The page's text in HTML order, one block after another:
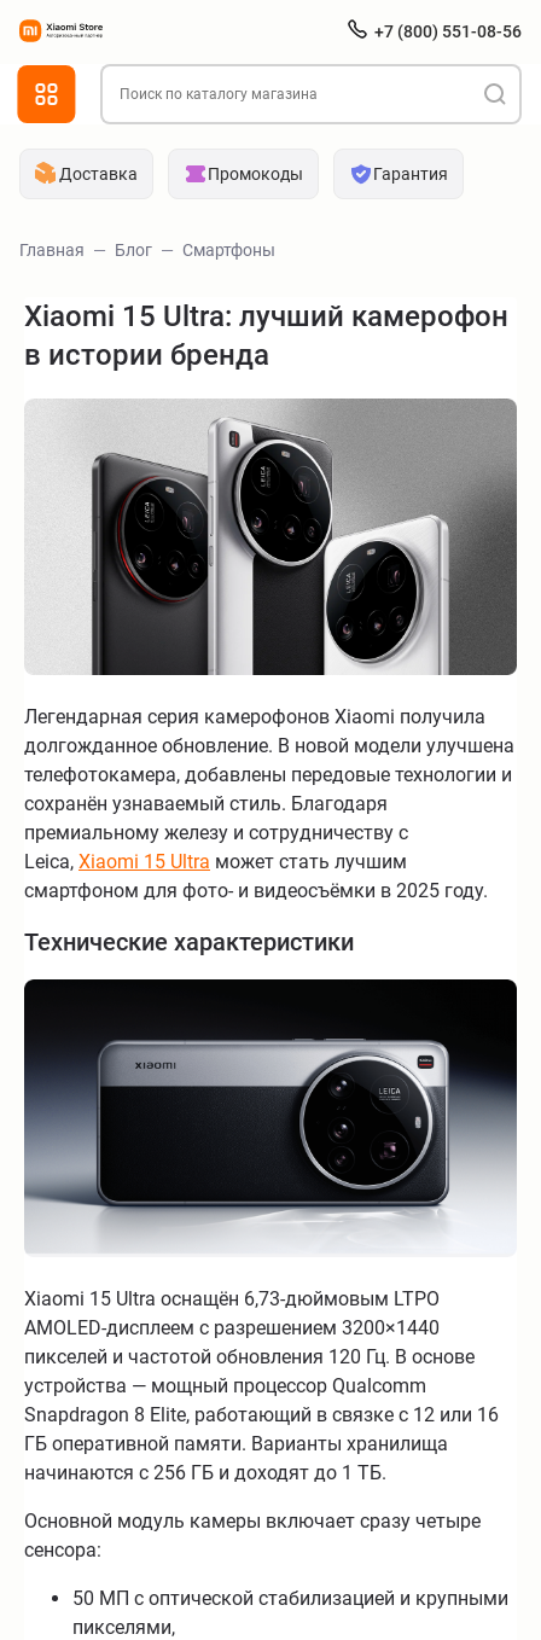
+7 (800) 551-08-56
Доставка Промокоды Гарантия
Главная Блог Смартфоны
Xiaomi 15 Ultra: лучший камерофон
в истории бренда
Легендарная серия камерофонов Xiaomi получила
долгожданное обновление. В новой модели улучшена
телефотокамера, добавлены передовые технологии и
сохранён узнаваемый стиль. Благодаря
премиальному железу и сотрудничеству с
Leica, Xiaomi 15 Ultra может стать лучшим
смартфоном для фото- и видеосъёмки в 2025 году.
Технические характеристики
Xiaomi 15 Ultra оснащён 6,73-дюймовым LTPO
AMOLED-дисплеем с разрешением 3200×1440
пикселей и частотой обновления 120 Гц. В основе
устройства — мощный процессор Qualcomm
Snapdragon 8 Elite, работающий в связке с 12 или 16
ГБ оперативной памяти. Варианты хранилища
начинаются с 256 ГБ и доходят до 1 ТБ.
Основной модуль камеры включает сразу четыре
сенсора:
50 МП с оптической стабилизацией и крупными
пикселями,